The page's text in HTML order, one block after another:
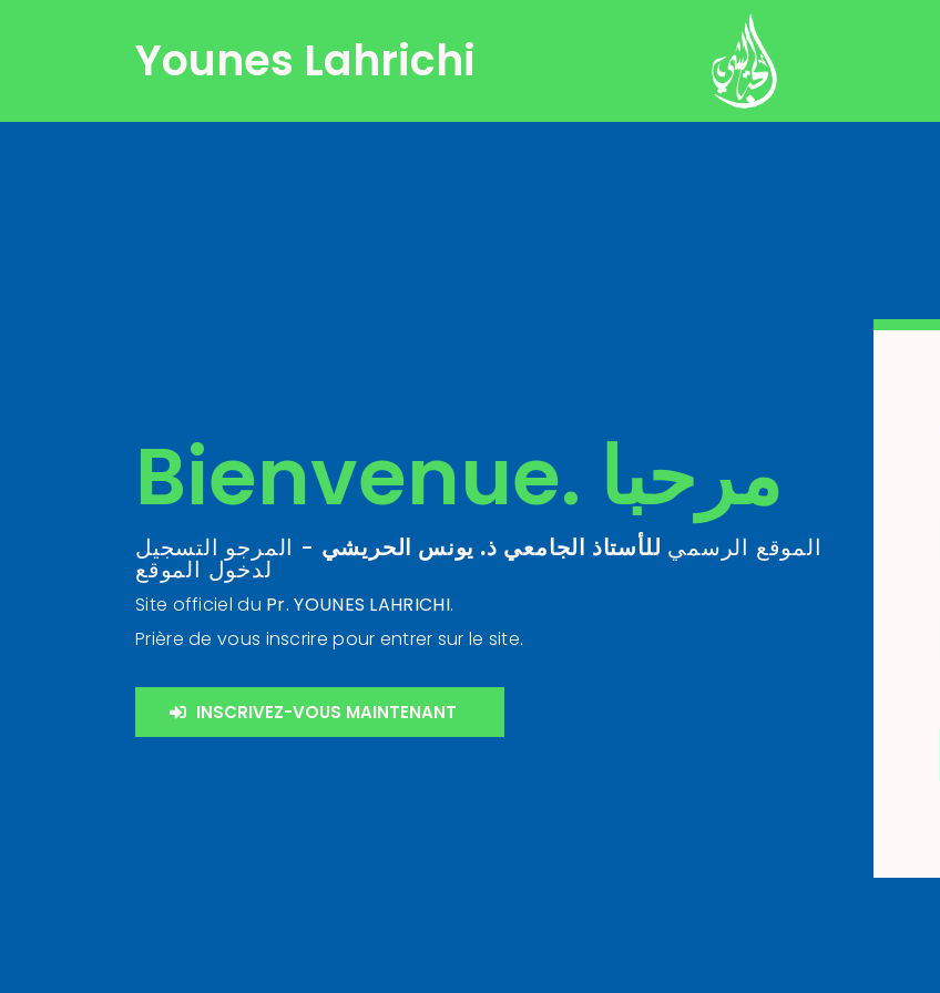
Younes Lahrichi
Bienvenue. مرحبا
الموقع الرسمي للأستاذ الجامعي ذ. يونس الحريشي - المرجو التسجيل
لدخول الموقع
Site officiel du Pr. YOUNES LAHRICHI.
Prière de vous inscrire pour entrer sur le site.
INSCRIVEZ-VOUS MAINTENANT